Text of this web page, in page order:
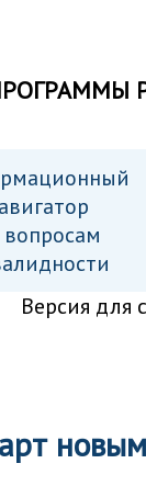
вопросам
Версия для